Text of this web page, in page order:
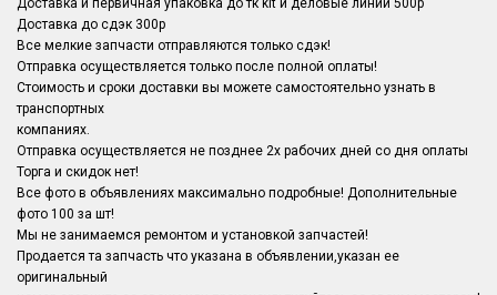
Доставка и первичная упаковка до тк kit и деловые линии 500р
Доставка до сдэк 300р
Все мелкие запчасти отправляются только сдэк!
Отправка осуществляется только после полной оплаты!
Стоимость и сроки доставки вы можете самостоятельно узнать в
транспортных
компаниях.
Отправка осуществляется не позднее 2х рабочих дней со дня оплаты
Торга и скидок нет!
Все фото в объявлениях максимально подробные! Дополнительные
фото 100 за шт!
Мы не занимаемся ремонтом и установкой запчастей!
Продается та запчасть что указана в объявлении,указан ее
оригинальный